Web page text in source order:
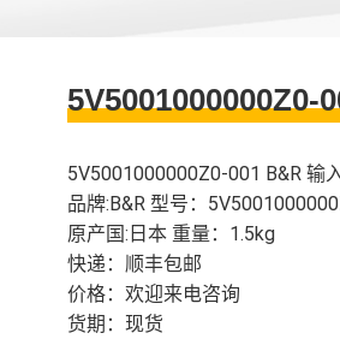
5V5001000000Z0-
5V5001000000Z0-001 B&R 输
品牌:B&R 型号：
原产国:日本 重量：1.5kg
快递：顺丰包邮
价格：欢迎来电咨询
货期：现货